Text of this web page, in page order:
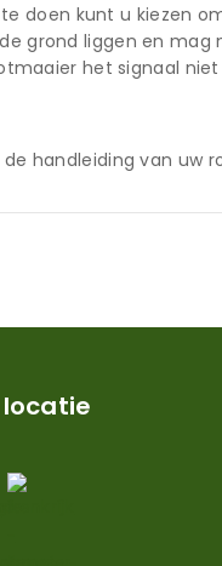
doen kunt u kiezen
grond liggen en mag
het signaal
handleiding van uw
locatie